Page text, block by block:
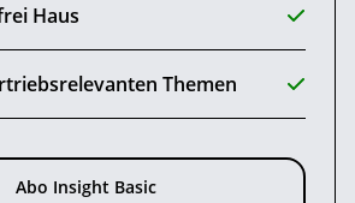
Haus
Themen
Abo Insight Basic